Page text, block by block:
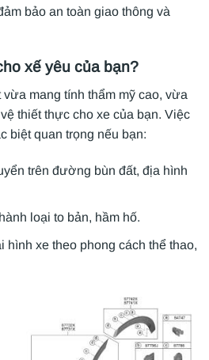
bảo an toàn giao thông và
xế yêu của bạn?
mang tính thẩm mỹ cao, vừa
thiết thực cho xe của bạn. Việc
biệt quan trọng nếu bạn:
trên đường bùn đất, địa hình
loại to bản, hầm hố.
hình xe theo phong cách thể thao,